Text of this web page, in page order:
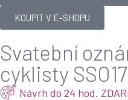
KOUPIT V E-SHOPU
Svatební
cyklisty SSO17
Návrh do 24 hod.